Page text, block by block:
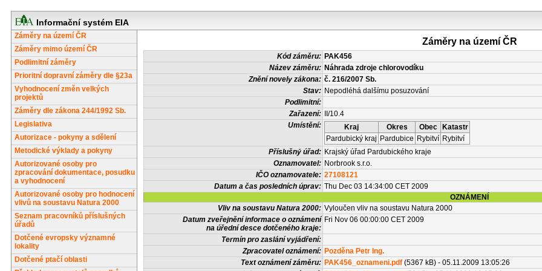
Informační systém EIA
Záměry na území ČR
Záměry mimo území ČR
Podlimitní záměry
Prioritní dopravní záměry dle §23a
Vyhodnocení změn velkých
projektů
Záměry dle zákona 244/1992 Sb.
Legislativa
Autorizace - pokyny a sdělení
Metodické výklady a pokyny
Autorizované osoby pro
zpracování dokumentace, posudku
a vyhodnocení
Autorizované osoby pro hodnocení
vlivů na soustavu Natura 2000
Seznam pracovníků příslušných
úřadů
Dotčené evropsky významné
lokality
Dotčené ptačí oblasti
Záměry na území ČR
Kód záměru: PAK456
Název záměru: Náhrada zdroje chlorovodíku
Znění novely zákona: č. 216/2007 Sb.
Stav: Nepodléhá dalšímu posuzování
Podlimitní:
Zařazení:
II/10.4
Umístění:
Kraj Okres Obec
Katastr
Pardubický kraj Pardubice Rybitví Rybitví
Příslušný úřad: Krajský úřad Pardubického kraje
Oznamovatel: Norbrook s.r.o.
IČO oznamovatele: 27108121
Datum a čas posledních úprav: Thu Dec 03 14:34:00 CET 2009
OZNÁMENÍ
Vliv na soustavu Natura 2000: Vyloučen vliv na soustavu Natura 2000
Datum zveřejnění informace o oznámení
na úřední desce dotčeného kraje:
Fri Nov 06 00:00:00 CET 2009
Termín pro zaslání vyjádření:
Zpracovatel oznámení: Pozděna Petr Ing.
Text oznámení záměru: PAK456_oznameni.pdf (5367 kB) - 05.11.2009 13:05:26